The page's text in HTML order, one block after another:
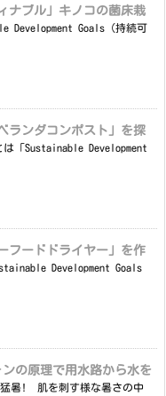
ナブル」キノコの菌床栽
Development Goals（持続可
ランダコンポスト」を探
は「Sustainable Development
フードドライヤー」を作
Development Goals
の原理で用水路から水を
暑! 肌を刺す様な暑さの中